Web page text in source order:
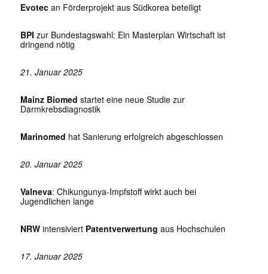
Evotecan Förderprojekt aus Südkorea beteiligt
BPI zur Bundestagswahl: Ein Masterplan Wirtschaft ist
dringend nötig
21. Januar 2025
Mainz Biomed startet eine neue Studie zur
Darmkrebsdiagnostik
Marinomed hat Sanierung erfolgreich abgeschlossen
20. Januar 2025
Valneva: Chikungunya-Impfstoff wirkt auch bei
Jugendlichen lange
NRWintensiviert Patentverwertung aus Hochschulen
17. Januar 2025